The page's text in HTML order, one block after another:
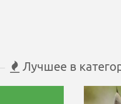
Лучшее в